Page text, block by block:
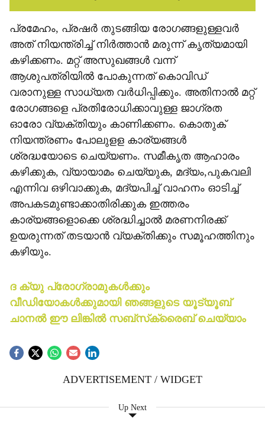
പ്രമേഹം, പ്രഷര്‍ തുടങ്ങിയ രോഗങ്ങളുള്ളവര്‍
അത് നിയന്ത്രിച്ച് നിര്‍ത്താന്‍ മരുന്ന് കൃത്യമായി
കഴിക്കണം. മറ്റ് അസുഖങ്ങള്‍ വന്ന്
ആശുപത്രിയില്‍ പോകുന്നത് കൊവിഡ്
വരാനുള്ള സാധ്യത വര്‍ധിപ്പിക്കും. അതിനാല്‍ മറ്റ്
രോഗങ്ങളെ പ്രതിരോധിക്കാവുള്ള ജാഗ്രത
ഓരോ വ്യക്തിയും കാണിക്കണം. കൊതുക്
നിയന്ത്രണം പോലുളള കാര്യങ്ങള്‍
ശ്രദ്ധയോടെ ചെയ്യണം. സമീകൃത ആഹാരം
കഴിക്കുക, വ്യായാമം ചെയ്യുക, മദ്യം,പുകവലി
എന്നിവ ഒഴിവാക്കുക, മദ്യപിച്ച് വാഹനം ഓടിച്ച്
അപകടമുണ്ടാക്കാതിരിക്കുക ഇത്തരം
കാര്യങ്ങളൊക്കെ ശ്രദ്ധിച്ചാല്‍ മരണനിരക്ക്
ഉയരുന്നത് തടയാന്‍ വ്യക്തിക്കും സമൂഹത്തിനും
കഴിയും.
ദ ക്യു പ്രോഗ്രാമുകള്‍ക്കും
വീഡിയോകള്‍ക്കുമായി ഞങ്ങളുടെ യൂട്യൂബ്
ചാനല്‍ ഈ ലിങ്കില്‍ സബ്‌സ്‌ക്രൈബ് ചെയ്യാം
ADVERTISEMENT / WIDGET
Up Next